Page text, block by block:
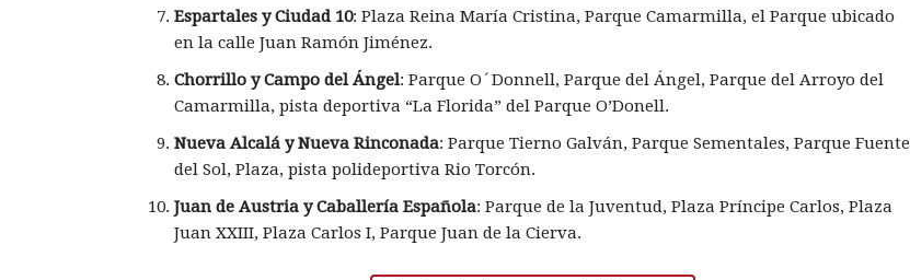
Espartales y Ciudad 10: Plaza Reina María Cristina, Parque Camarmilla, el Parque ubicado
en la calle Juan Ramón Jiménez.
Chorrillo y Campo del Ángel: Parque O´Donnell, Parque del Ángel, Parque del Arroyo del
Camarmilla, pista deportiva “La Florida” del Parque O’Donell.
Nueva Alcalá y Nueva Rinconada: Parque Tierno Galván, Parque Sementales, Parque Fuente
del Sol, Plaza, pista polideportiva Rio Torcón.
Juan de Austria y Caballería Española: Parque de la Juventud, Plaza Príncipe Carlos, Plaza
Juan XXIII, Plaza Carlos I, Parque Juan de la Cierva.